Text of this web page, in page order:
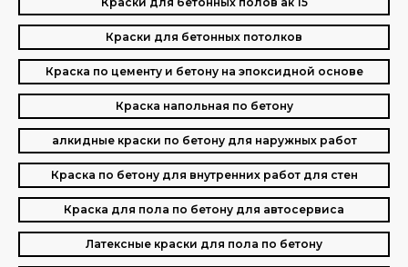
Краски для бетонных потолков
Краска по цементу и бетону на эпоксидной основе
Краска напольная по бетону
алкидные краски по бетону для наружных работ
Краска по бетону для внутренних работ для стен
Краска для пола по бетону для автосервиса
Латексные краски для пола по бетону